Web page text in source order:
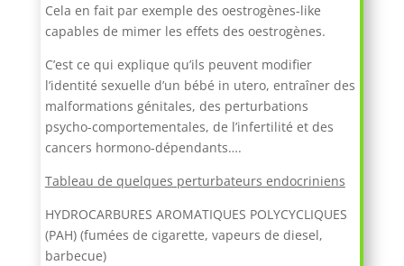
Cela en fait par exemple des oestrogènes-like
capables de mimer les effets des oestrogènes.
C’est ce qui explique qu’ils peuvent modifier
l’identité sexuelle d’un bébé in utero, entraîner des
malformations génitales, des perturbations
psycho-comportementales, de l’infertilité et des
cancers hormono-dépendants….
Tableau de quelques perturbateurs endocriniens
HYDROCARBURES AROMATIQUES POLYCYCLIQUES
(PAH) (fumées de cigarette, vapeurs de diesel,
barbecue)